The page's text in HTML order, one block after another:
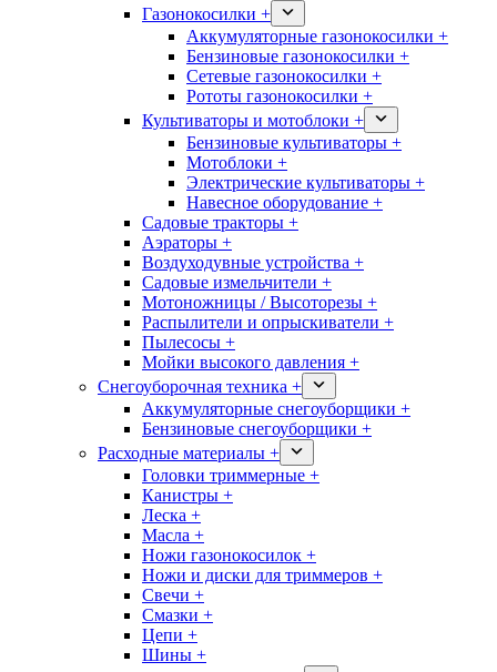
Газонокосилки +
Аккумуляторные газонокосилки +
Бензиновые газонокосилки +
Сетевые газонокосилки +
Рототы газонокосилки +
Культиваторы и мотоблоки +
Бензиновые культиваторы +
Мотоблоки +
Электрические культиваторы +
Навесное оборудование +
Садовые тракторы +
Аэраторы +
Воздуходувные устройства +
Садовые измельчители +
Мотоножницы / Высоторезы +
Распылители и опрыскиватели +
Пылесосы +
Мойки высокого давления +
Снегоуборочная техника +
Аккумуляторные снегоуборщики +
Бензиновые снегоуборщики +
Расходные материалы +
Головки триммерные +
Канистры +
Леска +
Масла +
Ножи газонокосилок +
Ножи и диски для триммеров +
Свечи +
Смазки +
Цепи +
Шины +